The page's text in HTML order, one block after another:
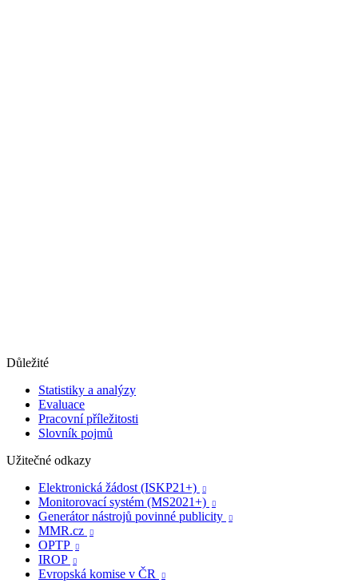
Důležité
Statistiky a analýzy
Evaluace
Pracovní příležitosti
Slovník pojmů
Užitečné odkazy
Elektronická žádost (ISKP21+)

Monitorovací systém (MS2021+) 
Generátor nástrojů povinné publicity 
MMR.cz 
OPTP 
IROP 
Evropská komise v ČR 